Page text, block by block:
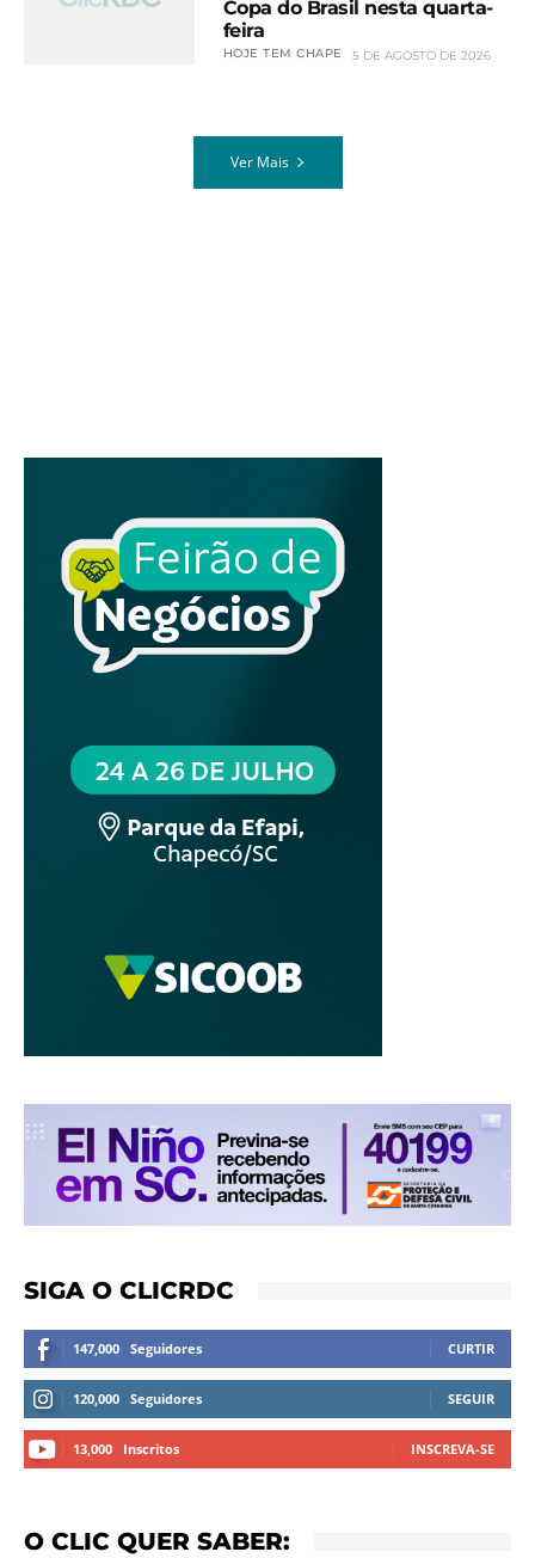
Copa do Brasil nesta quarta-
feira
HOJE TEM CHAPE 5 DE AGOSTO DE 2026
Ver Mais
SIGA O CLICRDC
147,000 Seguidores CURTIR
120,000 Seguidores SEGUIR
13,000 Inscritos INSCREVA-SE
O CLIC QUER SABER: